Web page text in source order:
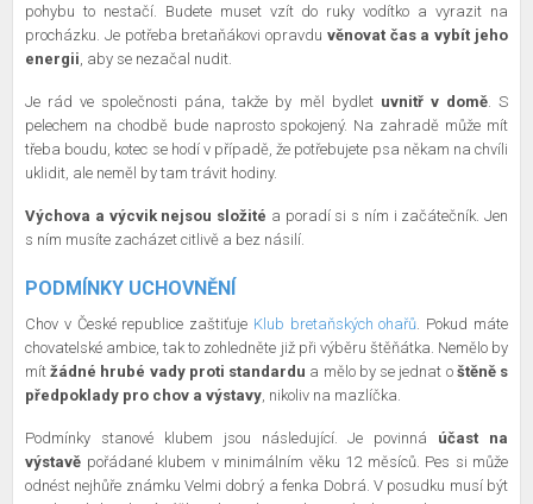
pohybu to nestačí. Budete muset vzít do ruky vodítko a vyrazit na
procházku. Je potřeba bretaňákovi opravdu věnovat čas a vybít jeho
energii , aby se nezačal nudit.
Je rád ve společnosti pána, takže by měl bydlet uvnitř v domě. S
pelechem na chodbě bude naprosto spokojený. Na zahradě může mít
třeba boudu, kotec se hodí v případě, že potřebujete psa někam na chvíli
uklidit, ale neměl by tam trávit hodiny.
Výchova a výcvik nejsou složité a poradí si s ním i začátečník. Jen
s ním musíte zacházet citlivě a bez násilí.
PODMÍNKY UCHOVNĚNÍ
Chov v České republice zaštiťuje Klub bretaňských ohařů . Pokud máte
chovatelské ambice, tak to zohledněte již při výběru štěňátka. Nemělo by
mítžádné hrubé vady proti standardu a mělo by se jednat o štěně s
předpoklady pro chov a výstavy , nikoliv na mazlíčka.
Podmínky stanové klubem jsou následující. Je povinná účast na
výstavě pořádané klubem v minimálním věku 12 měsíců. Pes si může
odnést nejhůře známku Velmi dobrý a fenka Dobrá. V posudku musí být